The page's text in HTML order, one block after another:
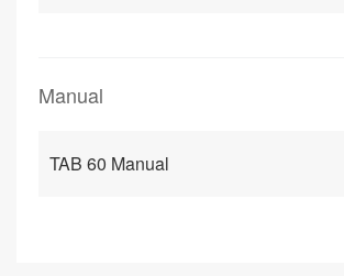
Manual
TAB 60 Manual